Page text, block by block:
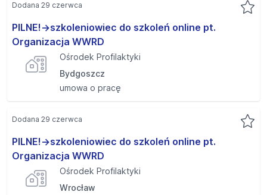
PILNE!->szkoleniowiec do szkoleń online pt.
Organizacja WWRD
Ośrodek Profilaktyki
Bydgoszcz
umowa o pracę
Dodana 29 czerwca
PILNE!->szkoleniowiec do szkoleń online pt.
Organizacja WWRD
Ośrodek Profilaktyki
Wrocław
Dodana 29 czerwca